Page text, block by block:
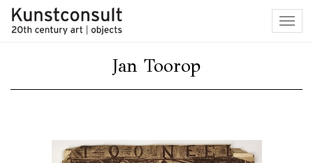
Jan Toorop